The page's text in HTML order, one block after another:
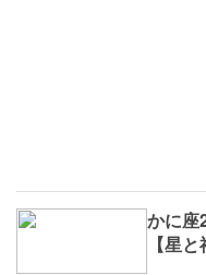
かに
【星